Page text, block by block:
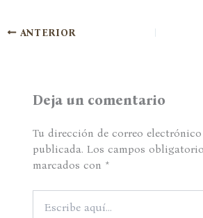
ANTERIOR
Deja un comentario
Tu dirección de correo
publicada. Los campos
marcados con *
aquí...